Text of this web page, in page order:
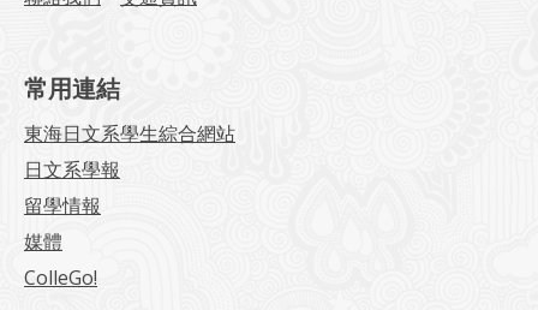
常用連結
東海日文系學生綜合網站
日文系學報
留學情報
媒體
ColleGo!